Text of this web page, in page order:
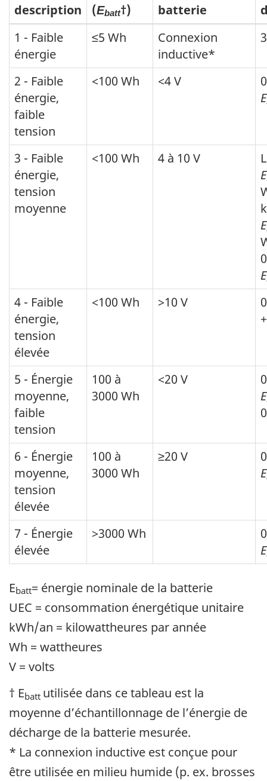
description
(Ebatt†)
batterie
1 - Faible
énergie
≤5 Wh
Connexion
inductive*
2 - Faible
énergie,
faible
tension
<100 Wh <4 V
E
3 - Faible
énergie,
tension
moyenne
<100 Wh 4 à 10 V
E
E
E
4 - Faible
énergie,
tension
élevée
<100 Wh >10 V
5 - Énergie
moyenne,
faible
tension
100 à
3000 Wh
<20 V
E
6 - Énergie
moyenne,
tension
élevée
100 à
3000 Wh
≥20 V
E
7 - Énergie
élevée
>3000 Wh
E
Ebatt= énergie nominale de la batterie
UEC = consommation énergétique unitaire
kWh/an = kilowattheures par année
Wh = wattheures
V = volts
† Ebatt utilisée dans ce tableau est la
moyenne d’échantillonnage de l’énergie de
décharge de la batterie mesurée.
* La connexion inductive est conçue pour
être utilisée en milieu humide (p. ex. brosses